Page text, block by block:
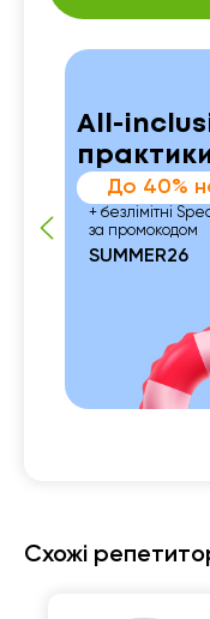
All-
До 40%
+ безлімітні
за промокодом
SUMMER26
Схожі